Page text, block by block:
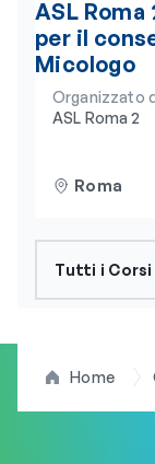
ASL
per il
Micologo
Organizzato
ASL Roma 2
Roma
Tutti i Corsi
Home